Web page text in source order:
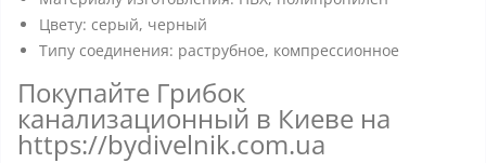
Цвету: серый, черный
Типу соединения: раструбное, компрессионное
Покупайте Грибок
канализационный в Киеве на
https://bydivelnik.com.ua